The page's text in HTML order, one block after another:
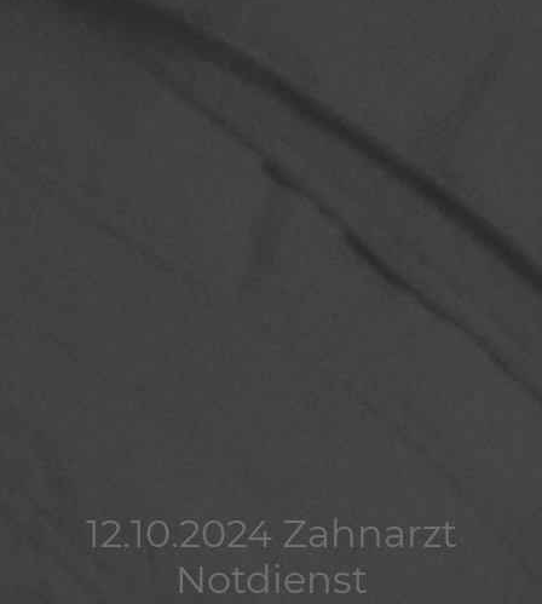
12.10.2024 Zahnarzt
Notdienst
12.10.2024 Zahnarzt
Notdienst
12.10.2024 Zahnarzt
Notdienst